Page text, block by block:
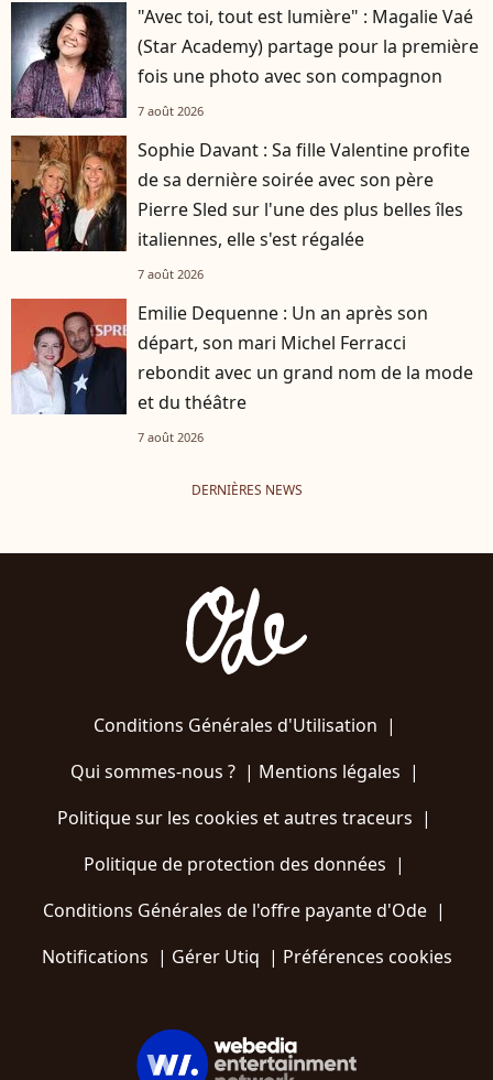
"Avec toi, tout est lumière" : Magalie Vaé
(Star Academy) partage pour la première
fois une photo avec son compagnon
7 août 2026
Sophie Davant : Sa fille Valentine profite
de sa dernière soirée avec son père
Pierre Sled sur l'une des plus belles îles
italiennes, elle s'est régalée
7 août 2026
Emilie Dequenne : Un an après son
départ, son mari Michel Ferracci
rebondit avec un grand nom de la mode
et du théâtre
7 août 2026
DERNIÈRES NEWS
Conditions Générales d'Utilisation |
Qui sommes-nous ?| Mentions légales |
Politique sur les cookies et autres traceurs |
Politique de protection des données |
Conditions Générales de l'offre payante d'Ode |
Notifications | Gérer Utiq | Préférences cookies